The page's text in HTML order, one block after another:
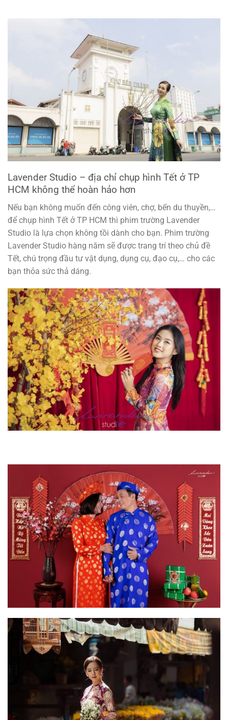
Lavender Studio – địa chỉ chụp hình Tết ở TP
HCM không thể hoàn hảo hơn
Nếu bạn không muốn đến công viên, chợ, bến du thuyền,…
để chụp hình Tết ở TP HCM thì phim trường Lavender
Studio là lựa chọn không tồi dành cho bạn. Phim trường
Lavender Studio hàng năm sẽ được trang trí theo chủ đề
Tết, chú trọng đầu tư vật dụng, dụng cụ, đạo cụ,… cho các
bạn thỏa sức thả dáng.